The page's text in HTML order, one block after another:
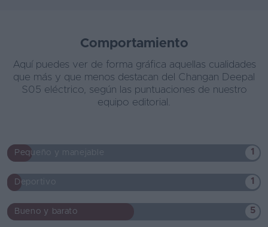
Comportamiento
Aquí puedes ver de forma gráfica aquellas cualidades
que más y que menos destacan del Changan Deepal
S05 eléctrico, según las puntuaciones de nuestro
equipo editorial.
Pequeño y manejable 1
Deportivo 1
Bueno y barato 5